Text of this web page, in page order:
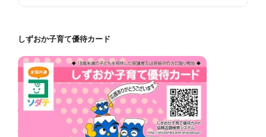
しずおか子育て優待カード